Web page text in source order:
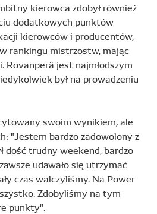
kierowca zdobył również
dodatkowych punktów
kierowców i producentów,
rankingu mistrzostw, mając
jest najmłodszym
był na prowadzeniu
swoim wynikiem, ale
"Jestem bardzo zadowolony z
dość trudny weekend, bardzo
udawało się utrzymać
czas walczyliśmy. Na Power
Zdobyliśmy na tym
punkty".